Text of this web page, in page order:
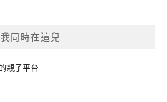
我同時在這兒